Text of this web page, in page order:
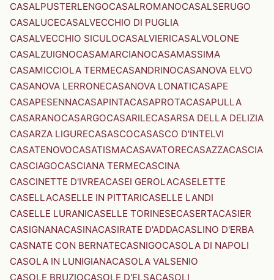
CASALPUSTERLENGOCASALROMANOCASALSERUGO
CASALUCECASALVECCHIO DI PUGLIA
CASALVECCHIO SICULOCASALVIERICASALVOLONE
CASALZUIGNOCASAMARCIANOCASAMASSIMA
CASAMICCIOLA TERMECASANDRINOCASANOVA ELVO
CASANOVA LERRONECASANOVA LONATICASAPE
CASAPESENNACASAPINTACASAPROTACASAPULLA
CASARANOCASARGOCASARILECASARSA DELLA DELIZIA
CASARZA LIGURECASASCOCASASCO D'INTELVI
CASATENOVOCASATISMACASAVATORECASAZZACASCIA
CASCIAGOCASCIANA TERMECASCINA
CASCINETTE D'IVREACASEI GEROLACASELETTE
CASELLACASELLE IN PITTARICASELLE LANDI
CASELLE LURANICASELLE TORINESECASERTACASIER
CASIGNANACASINACASIRATE D'ADDACASLINO D'ERBA
CASNATE CON BERNATECASNIGOCASOLA DI NAPOLI
CASOLA IN LUNIGIANACASOLA VALSENIO
CASOLE BRUZIOCASOLE D'ELSACASOLI